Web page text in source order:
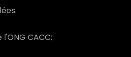
CACC;